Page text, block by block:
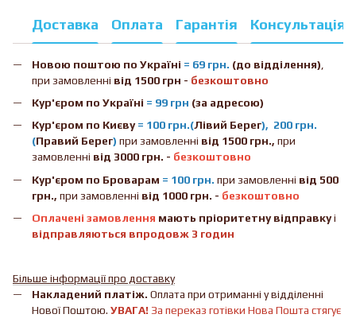
Доставка Оплата Гарантія Консультація
Новою поштою по Україні = 69 грн. (до відділення)
при замовленні від 1500 грн - безкоштовно
Кур'єром по Україні = 99 грн (за адресою)
Кур'єром по Києву= 100 грн.(Лівий Берег), 200 грн.
(Правий Берег) при замовленні від 1500 грн., при
замовленні від 3000 грн. - безкоштовно
Кур'єром по Броварам = 100 грн. при замовленні від 500
грн., при замовленні від 1000 грн. - безкоштовно
Оплачені замовлення мають пріоритетну відправкуі
відправляються впродовж 3 годин
Більше інформації про доставку
Накладений платіж. Оплата при отриманні у відділенні
Нової Поштою. УВАГА! За переказ готівки Нова Пошта стягує